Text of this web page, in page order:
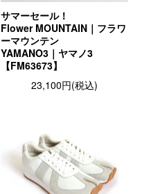
サマーセール！
Flower MOUNTAIN｜フラワ
ーマウンテン
YAMANO3｜ヤマノ3
【FM63673】
23,100円(税込)